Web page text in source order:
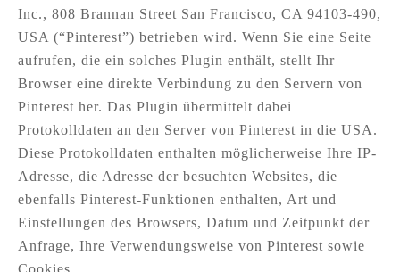
Inc., 808 Brannan Street San Francisco, CA 94103-490,
USA (“Pinterest”) betrieben wird. Wenn Sie eine Seite
aufrufen, die ein solches Plugin enthält, stellt Ihr
Browser eine direkte Verbindung zu den Servern von
Pinterest her. Das Plugin übermittelt dabei
Protokolldaten an den Server von Pinterest in die USA.
Diese Protokolldaten enthalten möglicherweise Ihre IP-
Adresse, die Adresse der besuchten Websites, die
ebenfalls Pinterest-Funktionen enthalten, Art und
Einstellungen des Browsers, Datum und Zeitpunkt der
Anfrage, Ihre Verwendungsweise von Pinterest sowie
Cookies.